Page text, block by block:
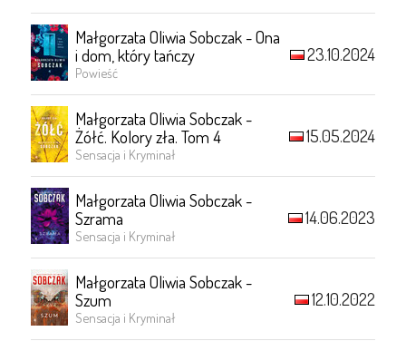
Małgorzata Oliwia Sobczak - Ona
i dom, który tańczy
Powieść
23.10.2024
Małgorzata Oliwia Sobczak -
Żółć. Kolory zła. Tom 4
Sensacja i Kryminał
15.05.2024
Małgorzata Oliwia Sobczak -
Szrama
Sensacja i Kryminał
14.06.2023
Małgorzata Oliwia Sobczak -
Szum
Sensacja i Kryminał
12.10.2022